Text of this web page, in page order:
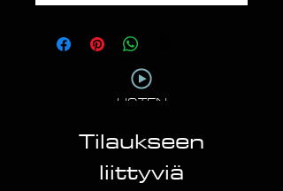
LISTEN
Tilaukseen
liittyviä